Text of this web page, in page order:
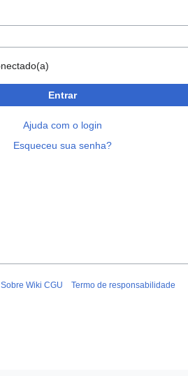
Entrar
Ajuda com o login
Esqueceu sua senha?
Sobre Wiki CGU Termo de responsabilidade